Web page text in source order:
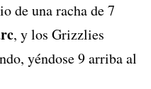
de una racha de 7
, y los Grizzlies
yéndose 9 arriba al